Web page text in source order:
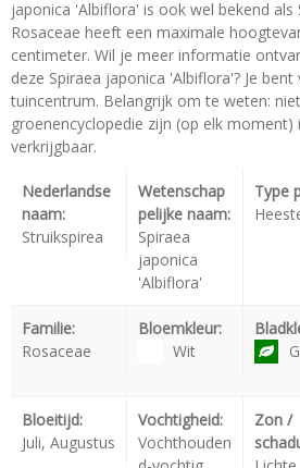
japonica 'Albiflora' is ook wel bekend als
Rosaceae heeft een maximale
centimeter. Wil je meer informatie
deze Spiraea japonica 'Albiflora'? Je
tuincentrum. Belangrijk om te weten:
groenencyclopedie zijn (op elk
verkrijgbaar.
Nederlandse
naam:
Struikspirea
Wetenschap
pelijke naam:
Spiraea
japonica
'Albiflora'
Type
Familie:
Rosaceae
Bloemkleur:
Wit
Bloeitijd:
Juli, Augustus
Vochtigheid:
Vochthouden
Zon /